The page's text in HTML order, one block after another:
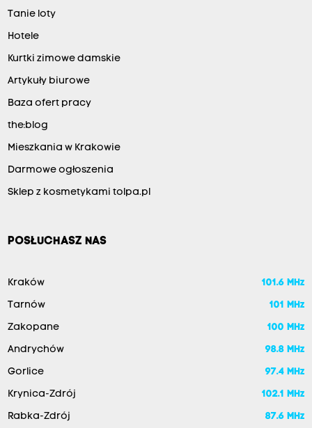
Tanie loty
Hotele
Kurtki zimowe damskie
Artykuły biurowe
Baza ofert pracy
the:blog
Mieszkania w Krakowie
Darmowe ogłoszenia
Sklep z kosmetykami tolpa.pl
POSŁUCHASZ NAS
Kraków 101.6 MHz
Tarnów 101 MHz
Zakopane 100 MHz
Andrychów 98.8 MHz
Gorlice 97.4 MHz
Krynica-Zdrój 102.1 MHz
Rabka-Zdrój 87.6 MHz